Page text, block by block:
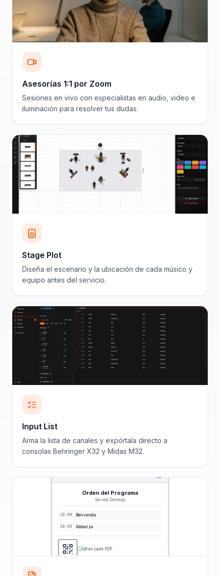
Asesorías 1:1 por Zoom
Sesiones en vivo con especialistas en audio, video e
iluminación para resolver tus dudas.
Stage Plot
Diseña el escenario y la ubicación de cada músico y
equipo antes del servicio.
Input List
Arma la lista de canales y expórtala directo a
consolas Behringer X32 y Midas M32.
Orden del Programa
Servicio Domingo
10:00 Bienvenida
10:05 Alabanza
QR en cada PDF